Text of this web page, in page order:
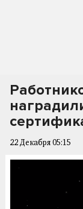
22 Декабря 05:15